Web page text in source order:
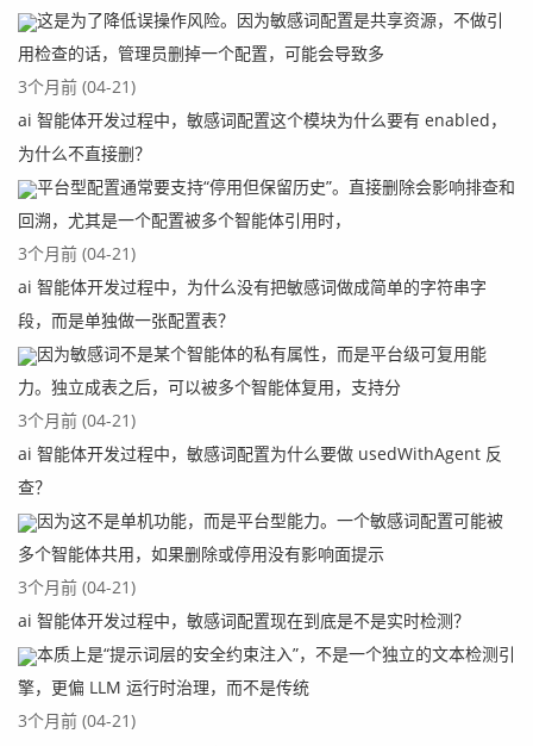
这是为了降低误操作风险。因为敏感词配置是共享资源，不做引
用检查的话，管理员删掉一个配置，可能会导致多
3个月前 (04-21)
ai 智能体开发过程中，敏感词配置这个模块为什么要有 enabled，
为什么不直接删？
平台型配置通常要支持“停用但保留历史”。直接删除会影响排查和
回溯，尤其是一个配置被多个智能体引用时，
3个月前 (04-21)
ai 智能体开发过程中，为什么没有把敏感词做成简单的字符串字
段，而是单独做一张配置表？
因为敏感词不是某个智能体的私有属性，而是平台级可复用能
力。独立成表之后，可以被多个智能体复用，支持分
3个月前 (04-21)
ai 智能体开发过程中，敏感词配置为什么要做 usedWithAgent 反
查？
因为这不是单机功能，而是平台型能力。一个敏感词配置可能被
多个智能体共用，如果删除或停用没有影响面提示
3个月前 (04-21)
ai 智能体开发过程中，敏感词配置现在到底是不是实时检测？
本质上是“提示词层的安全约束注入”，不是一个独立的文本检测引
擎，更偏 LLM 运行时治理，而不是传统
3个月前 (04-21)